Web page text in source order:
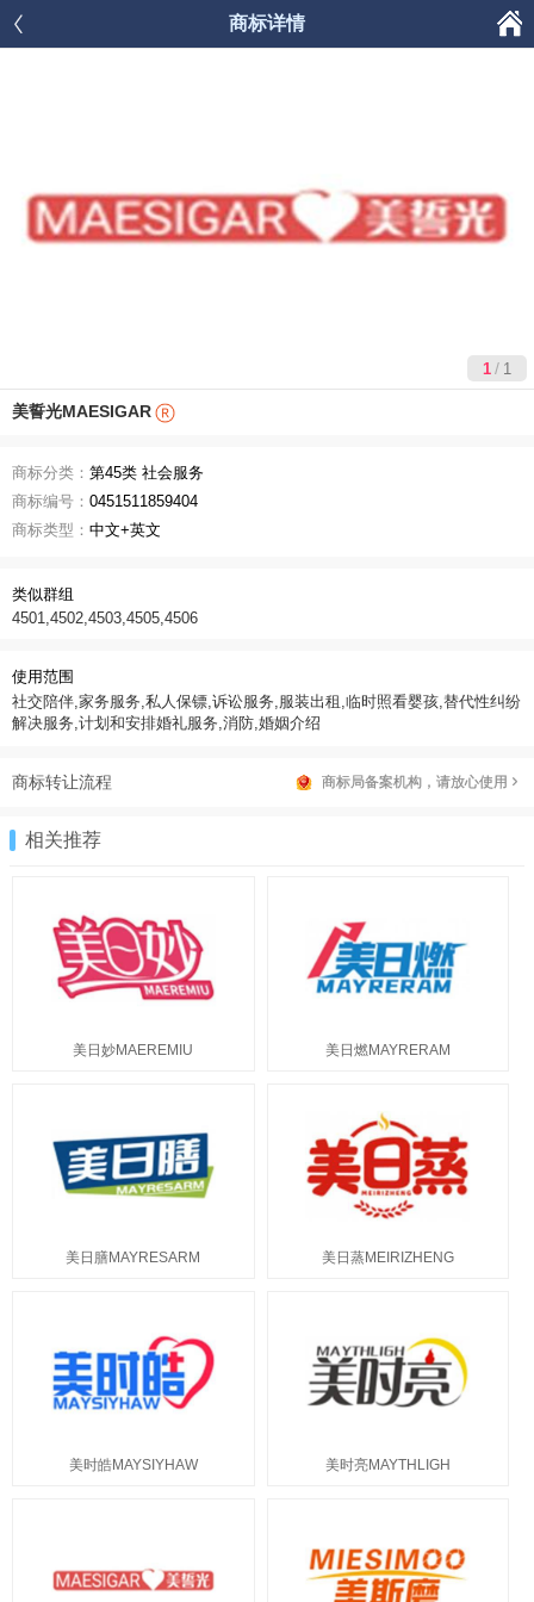
 商标详情
1 / 1
美誓光MAESIGAR
商标分类： 第45类 社会服务
商标编号： 0451511859404
商标类型： 中文+英文
类似群组
4501,4502,4503,4505,4506
使用范围
社交陪伴,家务服务,私人保镖,诉讼服务,服装出租,临时照看婴孩,替代性纠纷
解决服务,计划和安排婚礼服务,消防,婚姻介绍
商标转让流程 商标局备案机构，请放心使用
相关推荐
美日妙MAEREMIU 美日燃MAYRERAM
美日膳MAYRESARM 美日蒸MEIRIZHENG
美时皓MAYSIYHAW 美时亮MAYTHLIGH